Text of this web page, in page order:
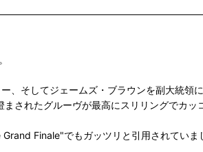
、そしてジェームズ・ブラウンを副大統
されたグルーヴが最高にスリリングでカッ
Finale"でもガッツリと引用されていま